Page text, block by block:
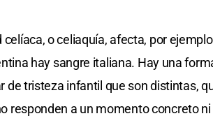
o celiaquía, afecta, por
hay sangre italiana. Hay una
de tristeza infantil que son distintas,
responden a un momento concreto